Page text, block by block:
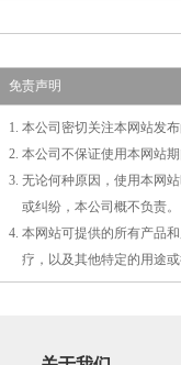
免责声明
1. 本公司密切关注本网站发
2. 本公司不保证使用本网站
3. 无论何种原因，使用本网
或纠纷，本公司概不负责。
4. 本网站可提供的所有产品
疗，以及其他特定的用途